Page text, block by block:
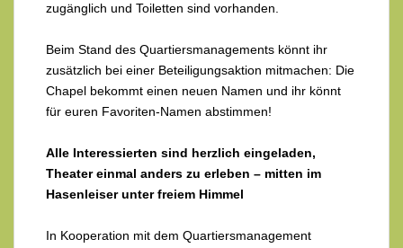
zugänglich und Toiletten sind vorhanden.
Beim Stand des Quartiersmanagements könnt ihr
zusätzlich bei einer Beteiligungsaktion mitmachen: Die
Chapel bekommt einen neuen Namen und ihr könnt
für euren Favoriten-Namen abstimmen!
Alle Interessierten sind herzlich eingeladen,
Theater einmal anders zu erleben – mitten im
Hasenleiser unter freiem Himmel
In Kooperation mit dem Quartiersmanagement